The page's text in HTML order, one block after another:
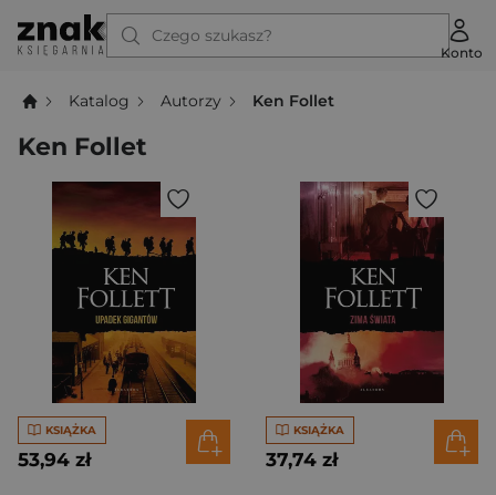
Czego szukasz?
Konto
Katalog Autorzy Ken Follet
Ken Follet
KSIĄŻKA
53,94 zł
KSIĄŻKA
37,74 zł